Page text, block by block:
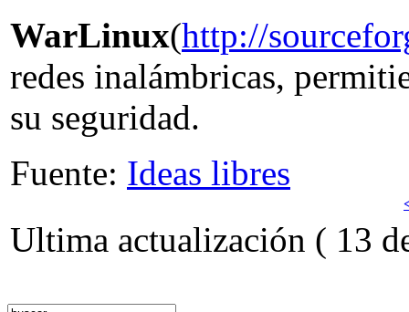
WarLinux(http://
redes inalámbricas,
su seguridad.
Fuente: Ideas libres
Ultima actualización ( 13